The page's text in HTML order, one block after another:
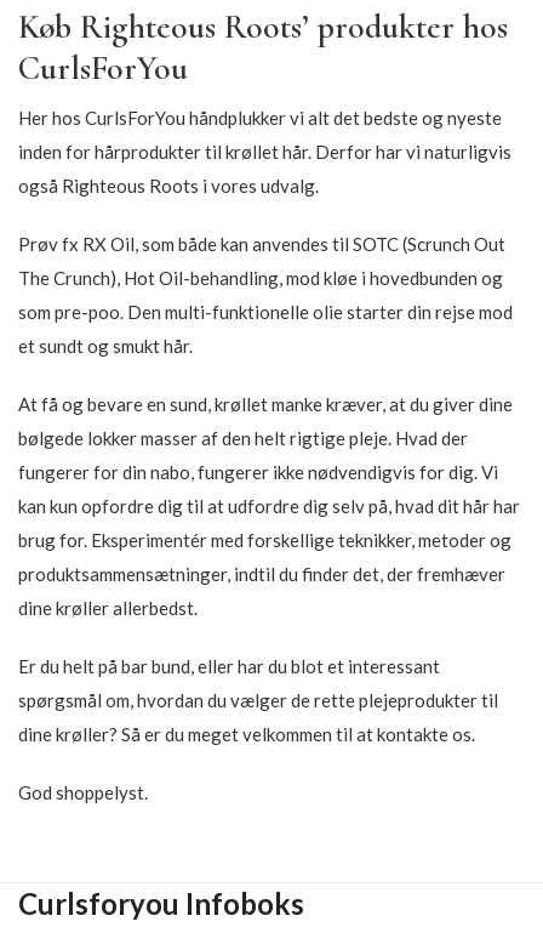
Køb Righteous Roots’ produkter hos
CurlsForYou
Her hos CurlsForYou håndplukker vi alt det bedste og nyeste
inden for hårprodukter til krøllet hår. Derfor har vi naturligvis
også Righteous Roots i vores udvalg.
Prøv fx RX Oil, som både kan anvendes til SOTC (Scrunch Out
The Crunch), Hot Oil-behandling, mod kløe i hovedbunden og
som pre-poo. Den multi-funktionelle olie starter din rejse mod
et sundt og smukt hår.
At få og bevare en sund, krøllet manke kræver, at du giver dine
bølgede lokker masser af den helt rigtige pleje. Hvad der
fungerer for din nabo, fungerer ikke nødvendigvis for dig. Vi
kan kun opfordre dig til at udfordre dig selv på, hvad dit hår har
brug for. Eksperimentér med forskellige teknikker, metoder og
produktsammensætninger, indtil du finder det, der fremhæver
dine krøller allerbedst.
Er du helt på bar bund, eller har du blot et interessant
spørgsmål om, hvordan du vælger de rette plejeprodukter til
dine krøller? Så er du meget velkommen til at kontakte os.
God shoppelyst.
Curlsforyou Infoboks